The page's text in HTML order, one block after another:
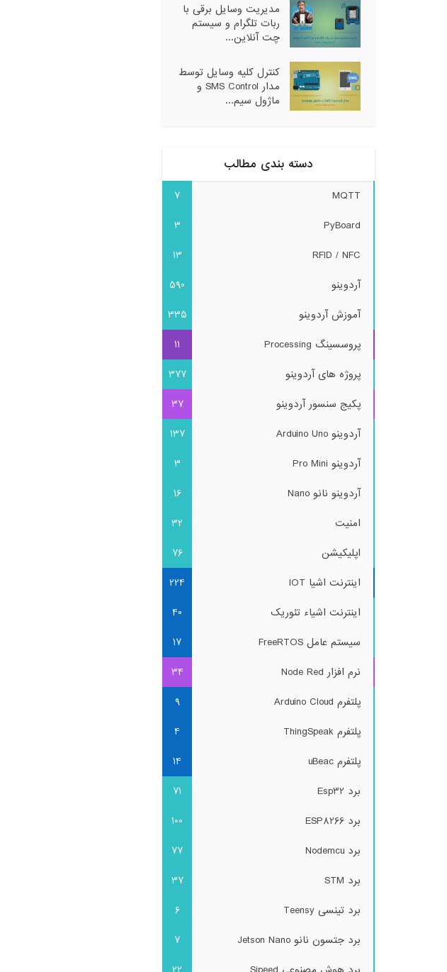
مدیریت وسایل برقی با
ربات تلگرام و سیستم
چت آنلاین...
کنترل کلیه وسایل توسط
مدار SMS Control و
ماژول سیم...
دسته بندی مطالب
MQTT
7
PyBoard
3
RFID / NFC
13
آردوینو
590
آموزش آردوینو
335
پروسسینگ Processing
11
پروژه های آردوینو
377
پکیج سنسور آردوینو
37
آردوینو Arduino Uno
137
آردوینو Pro Mini
3
آردوینو نانو Nano
16
امنیت
32
اپلیکیشن
76
اینترنت اشیا IOT
224
اینترنت اشیاء تئوریک
40
سیستم عامل FreeRTOS
17
نرم افزار Node Red
34
پلتفرم Arduino Cloud
9
پلتفرم ThingSpeak
4
پلتفرم uBeac
14
برد Esp32
71
برد ESP8266
100
برد Nodemcu
77
برد STM
37
برد تینسی Teensy
6
برد جتسون نانو Jetson Nano
7